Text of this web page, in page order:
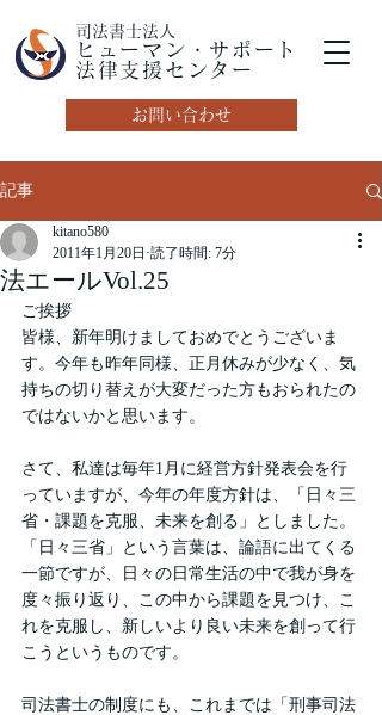
司法書士法人
ヒューマン・サポート
法律支援センター
お問い合わせ
記事
法エールVol.25
kitano580
2011年1月20日 読了時間: 7分
ご挨拶
皆様、新年明けましておめでとうございま
す。今年も昨年同様、正月休みが少なく、気
持ちの切り替えが大変だった方もおられたの
ではないかと思います。
さて、私達は毎年1月に経営方針発表会を行
っていますが、今年の年度方針は、「日々三
省・課題を克服、未来を創る」としました。
「日々三省」という言葉は、論語に出てくる
一節ですが、日々の日常生活の中で我が身を
度々振り返り、この中から課題を見つけ、こ
れを克服し、新しいより良い未来を創って行
こうというものです。
司法書士の制度にも、これまでは「刑事司法